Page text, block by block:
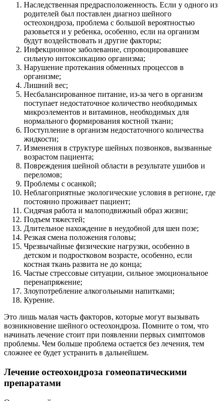
Наследственная предрасположенность. Если у одного из
родителей был поставлен диагноз шейного
остеохондроза, проблема с большой вероятностью
разовьется и у ребенка, особенно, если на организм
будут воздействовать и другие факторы;
Инфекционное заболевание, спровоцировавшее
сильную интоксикацию организма;
Нарушение протекания обменных процессов в
организме;
Лишний вес;
Несбалансированное питание, из-за чего в организм
поступает недостаточное количество необходимых
микроэлементов и витаминов, необходимых для
нормального формирования костной ткани;
Поступление в организм недостаточного количества
жидкости;
Изменения в структуре шейных позвонков, вызванные
возрастом пациента;
Повреждения шейной области в результате ушибов и
переломов;
Проблемы с осанкой;
Неблагоприятные экологические условия в регионе, где
постоянно проживает пациент;
Сидячая работа и малоподвижный образ жизни;
Подъем тяжестей;
Длительное нахождение в неудобной для шеи позе;
Резкая смена положения головы;
Чрезвычайные физические нагрузки, особенно в
детском и подростковом возрасте, особенно, если
костная ткань развита не до конца;
Частые стрессовые ситуации, сильное эмоциональное
перенапряжение;
Злоупотребление алкогольными напитками;
Курение.
Это лишь малая часть факторов, которые могут вызывать
возникновение шейного остеохондроза. Помните о том, что
начинать лечение стоит при появлении первых симптомов
проблемы. Чем больше проблема остается без лечения, тем
сложнее ее будет устранить в дальнейшем.
Лечение остеохондроза гомеопатическими
препаратами